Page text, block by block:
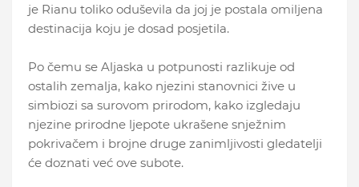
je Rianu toliko oduševila da joj je postala omiljena
destinacija koju je dosad posjetila.
Po čemu se Aljaska u potpunosti razlikuje od
ostalih zemalja, kako njezini stanovnici žive u
simbiozi sa surovom prirodom, kako izgledaju
njezine prirodne ljepote ukrašene snježnim
pokrivačem i brojne druge zanimljivosti gledatelji
će doznati već ove subote.